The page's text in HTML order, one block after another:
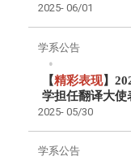
2025- 06/01
学系公告
【精彩表现】
学担任翻译大使
2025- 05/30
学系公告